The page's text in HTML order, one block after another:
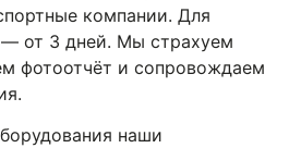
компании. Для
от 3 дней. Мы страхуем
фотоотчёт и сопровождаем
наши